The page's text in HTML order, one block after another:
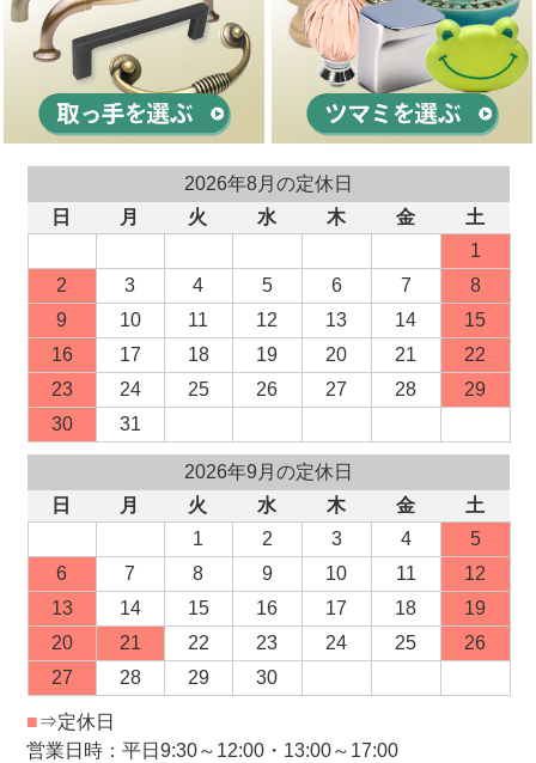
2026年8月の定休日
日
月 火 水 木 金
土
1
2
3 4 5 6 7
8
9
10 11 12 13 14
15
16
17 18 19 20 21
22
23
24 25 26 27 28
29
30
31
2026年9月の定休日
日
月 火 水 木 金
土
1
2 3 4
5
6
7 8 9 10 11
12
13
14 15 16 17 18
19
20
21 22 23 24 25
26
27
28 29 30
■⇒定休日
営業日時：平日9:30～12:00・13:00～17:00